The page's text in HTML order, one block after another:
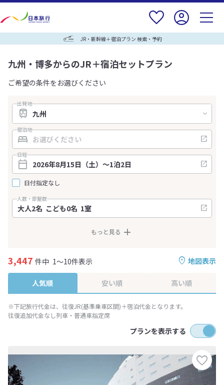
JR・新幹線＋宿泊プラン 検索・予約
九州・博多からのJR＋宿泊セットプラン
ご希望の条件をお選びください
出発地
宿泊地
日程
日付指定なし
人数・部屋数
もっと見る
地図表示
3,447 件中 1～10件表示
人気順 安い順 高い順
※下記旅行代金は、往復JR(基準乗車区間)＋宿泊代金となります。
往復追加代金なし列車・普通車指定席
プランを表示する